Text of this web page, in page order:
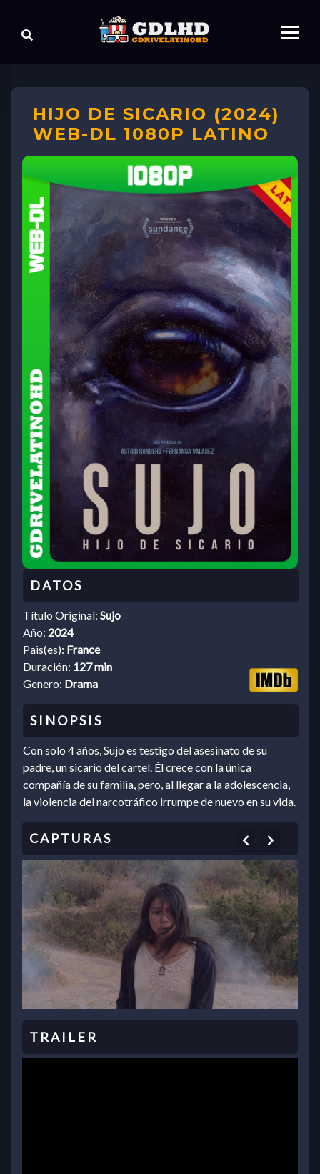
HIJO DE SICARIO (2024)
WEB-DL 1080P LATINO
Título Original: Sujo
Año: 2024
Pais(es): France
Duración: 127 min
Genero: Drama
Con solo 4 años, Sujo es testigo del asesinato de su
padre, un sicario del cartel. Él crece con la única
compañía de su familia, pero, al llegar a la adolescencia,
la violencia del narcotráfico irrumpe de nuevo en su vida.
Previous